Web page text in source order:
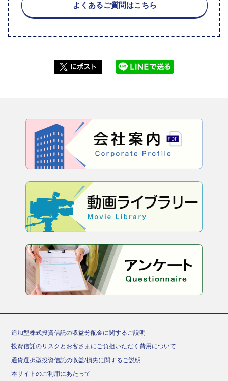
よくあるご質問はこちら
追加型株式投資信託の収益分配金に関するご説明
投資信託のリスクとお客さまにご負担いただく費用について
通貨選択型投資信託の収益/損失に関するご説明
本サイトのご利用にあたって